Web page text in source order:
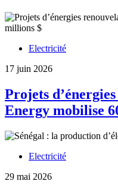
Electricité
17 juin 2026
Projets
Energy mobilise
Electricité
29 mai 2026